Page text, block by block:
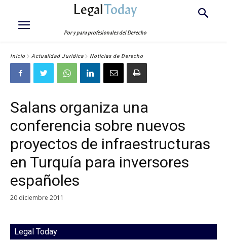
LegalToday
Por y para profesionales del Derecho
Inicio Actualidad Jurídica Noticias de Derecho
Salans organiza una
conferencia sobre nuevos
proyectos de infraestructuras
en Turquía para inversores
españoles
20 diciembre 2011
Legal Today